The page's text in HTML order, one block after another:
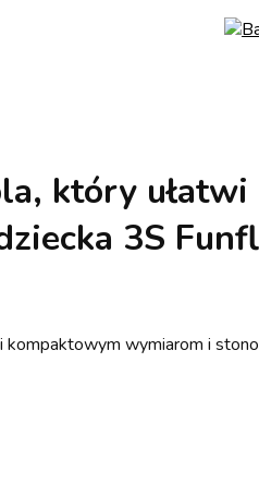
który ułatwi
3S
kompaktowym wymiarom i